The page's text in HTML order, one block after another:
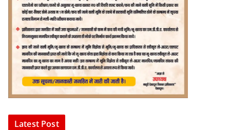
Latest Post